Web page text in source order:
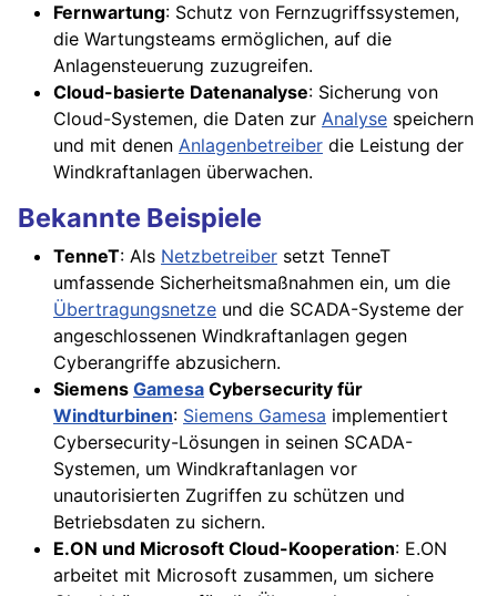
Fernwartung: Schutz von Fernzugriffssystemen,
die Wartungsteams ermöglichen, auf die
Anlagensteuerung zuzugreifen.
Cloud-basierte Datenanalyse: Sicherung von
Cloud-Systemen, die Daten zur Analyse speichern
und mit denen Anlagenbetreiber die Leistung der
Windkraftanlagen überwachen.
Bekannte Beispiele
TenneT: Als Netzbetreiber setzt TenneT
umfassende Sicherheitsmaßnahmen ein, um die
Übertragungsnetze und die SCADA-Systeme der
angeschlossenen Windkraftanlagen gegen
Cyberangriffe abzusichern.
Siemens Gamesa Cybersecurity für
Windturbinen: Siemens Gamesa implementiert
Cybersecurity-Lösungen in seinen SCADA-
Systemen, um Windkraftanlagen vor
unautorisierten Zugriffen zu schützen und
Betriebsdaten zu sichern.
E.ON und Microsoft Cloud-Kooperation: E.ON
arbeitet mit Microsoft zusammen, um sichere